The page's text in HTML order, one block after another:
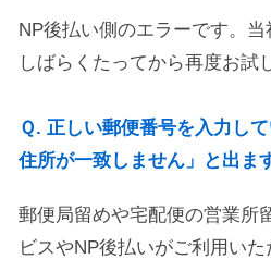
NP後払い側のエラーです。
しばらくたってから再度お試
Ｑ. 正しい郵便番号を入力し
住所が一致しません」と出ま
郵便局留めや宅配便の営業所
ビスやNP後払いがご利用い